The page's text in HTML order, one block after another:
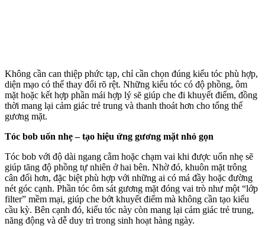
Không cần can thiệp phức tạp, chỉ cần chọn đúng kiểu tóc phù hợp,
diện mạo có thể thay đổi rõ rệt. Những kiểu tóc có độ phồng, ôm
mặt hoặc kết hợp phần mái hợp lý sẽ giúp che đi khuyết điểm, đồng
thời mang lại cảm giác trẻ trung và thanh thoát hơn cho tổng thể
gương mặt.
Tóc bob uốn nhẹ – tạo hiệu ứng gương mặt nhỏ gọn
Tóc bob với độ dài ngang cằm hoặc chạm vai khi được uốn nhẹ sẽ
giúp tăng độ phồng tự nhiên ở hai bên. Nhờ đó, khuôn mặt trông
cân đối hơn, đặc biệt phù hợp với những ai có má đầy hoặc đường
nét góc cạnh. Phần tóc ôm sát gương mặt đóng vai trò như một “lớp
filter” mềm mại, giúp che bớt khuyết điểm mà không cần tạo kiểu
cầu kỳ. Bên cạnh đó, kiểu tóc này còn mang lại cảm giác trẻ trung,
năng động và dễ duy trì trong sinh hoạt hàng ngày.